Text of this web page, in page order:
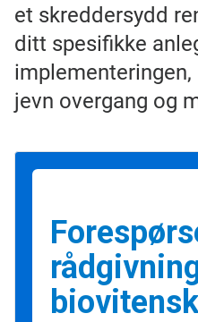
et skreddersydd
ditt spesifikke
jevn overgang og